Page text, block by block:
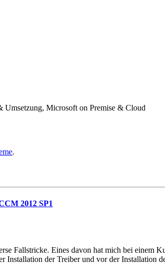
Microsoft on Premise & Cloud
.
2012 SP1
Fallstricke. Eines davon hat mich bei einem
Installation der Treiber und vor der